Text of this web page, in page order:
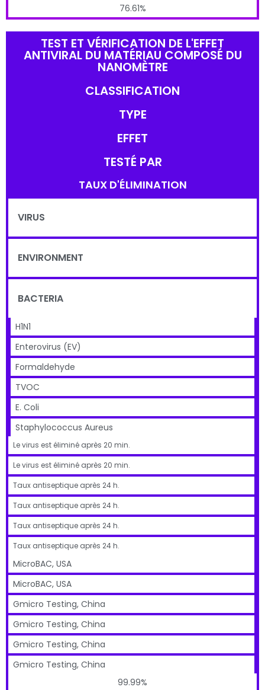
76.61%
TEST ET VÉRIFICATION DE L'EFFET
ANTIVIRAL DU MATÉRIAU COMPOSÉ DU
NANOMÈTRE
CLASSIFICATION
TYPE
EFFET
TESTÉ PAR
TAUX D'ÉLIMINATION
VIRUS
ENVIRONMENT
BACTERIA
H1N1
Enterovirus (EV)
Formaldehyde
TVOC
E. Coli
Staphylococcus Aureus
Le virus est éliminé après 20 min.
Le virus est éliminé après 20 min.
Taux antiseptique après 24 h.
Taux antiseptique après 24 h.
Taux antiseptique après 24 h.
Taux antiseptique après 24 h.
MicroBAC, USA
MicroBAC, USA
Gmicro Testing, China
Gmicro Testing, China
Gmicro Testing, China
Gmicro Testing, China
99.99%